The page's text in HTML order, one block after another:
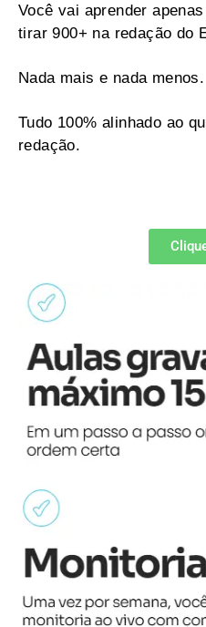
Você vai aprender
tirar 900+ na redação do
Nada mais e nada menos.
Tudo 100% alinhado ao
redação.